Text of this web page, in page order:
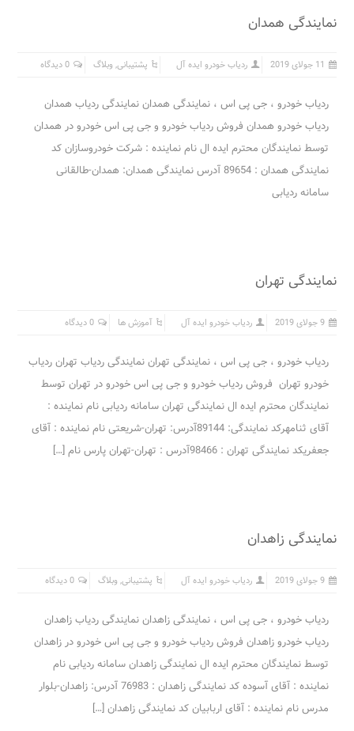
نمایندگی همدان
11 جولای 2019 ردیاب خودرو ایده آل پشتیبانی, وبلاگ 0 دیدگاه
ردیاب خودرو ، جی پی اس ، نمایندگی همدان نمایندگی ردیاب همدان
ردیاب خودرو همدان فروش ردیاب خودرو و جی پی اس خودرو در همدان
توسط نمایندگان محترم ایده ال نام نماینده : شرکت خودروسازان کد
نمایندگی همدان : 89654 آدرس نمایندگی همدان: همدان-طالقانی
سامانه ردیابی
نمایندگی تهران
9 جولای 2019 ردیاب خودرو ایده آل آموزش ها 0 دیدگاه
ردیاب خودرو ، جی پی اس ، نمایندگی تهران نمایندگی ردیاب تهران ردیاب
خودرو تهران فروش ردیاب خودرو و جی پی اس خودرو در تهران توسط
نمایندگان محترم ایده ال نمایندگی تهران سامانه ردیابی نام نماینده :
آقای ثنامهرکد نمایندگی: 89144آدرس: تهران-شریعتی نام نماینده : آقای
جعفریکد نمایندگی تهران : 98466آدرس : تهران-تهران پارس نام […]
نمایندگی زاهدان
9 جولای 2019 ردیاب خودرو ایده آل پشتیبانی, وبلاگ 0 دیدگاه
ردیاب خودرو ، جی پی اس ، نمایندگی زاهدان نمایندگی ردیاب زاهدان
ردیاب خودرو زاهدان فروش ردیاب خودرو و جی پی اس خودرو در زاهدان
توسط نمایندگان محترم ایده ال نمایندگی زاهدان سامانه ردیابی نام
نماینده : آقای آسوده کد نمایندگی زاهدان : 76983 آدرس: زاهدان-بلوار
مدرس نام نماینده : آقای اربابیان کد نمایندگی زاهدان […]